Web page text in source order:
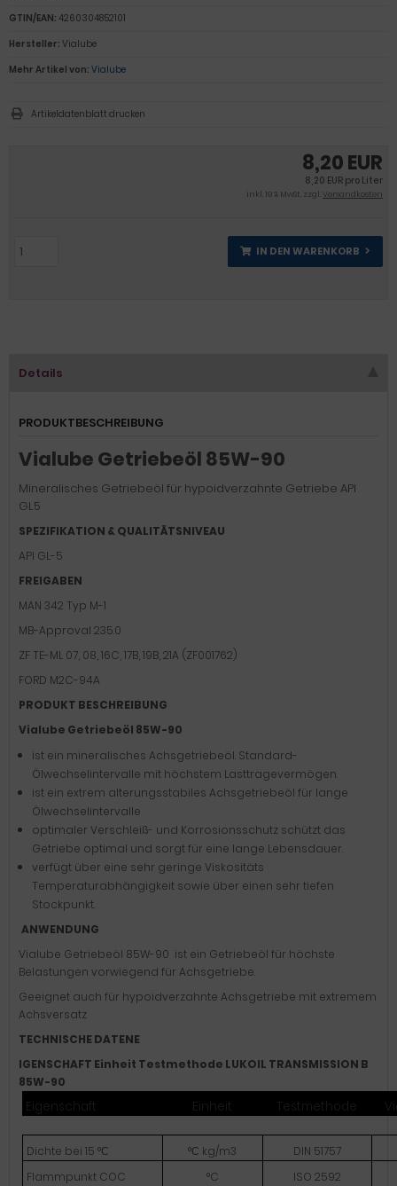
8,20 EUR
8,20 EUR pro Liter
inkl. 19 % MwSt. zzgl.Versandkosten
IN DEN WARENKORB
GTIN/EAN: 4260304852101
Hersteller: Vialube
Mehr Artikel von: Vialube
Artikeldatenblatt drucken
Details
PRODUKTBESCHREIBUNG
Vialube Getriebeöl 85W-90
Mineralisches Getriebeöl für hypoidverzahnte Getriebe API
GL5
SPEZIFIKATION & QUALITÄTSNIVEAU
API GL-5
FREIGABEN
MAN 342 Typ M-1
MB-Approval 235.0
ZF TE-ML 07, 08, 16C, 17B, 19B, 21A (ZF001762)
FORD M2C-94A
PRODUKT BESCHREIBUNG
Vialube Getriebeöl 85W-90
ist ein mineralisches Achsgetriebeöl. Standard-
Ölwechselintervalle mit höchstem Lasttragevermögen.
ist ein extrem alterungsstabiles Achsgetriebeöl für lange
Ölwechselintervalle
optimaler Verschleiß- und Korrosionsschutz schützt das
Getriebe optimal und sorgt für eine lange Lebensdauer.
verfügt über eine sehr geringe Viskositäts
Temperaturabhängigkeit sowie über einen sehr tiefen
Stockpunkt.
ANWENDUNG
Vialube Getriebeöl 85W-90 ist ein Getriebeöl für höchste
Belastungen vorwiegend für Achsgetriebe.
Geeignet auch für hypoidverzahnte Achsgetriebe mit extremem
Achsversatz
TECHNISCHE DATENE
IGENSCHAFT Einheit Testmethode LUKOIL TRANSMISSION B
85W-90
Eigenschaft Einheit Testmethode
Dichte bei 15 °С °С kg/m3
DIN 51757
Flammpunkt COC
°C ISO 2592